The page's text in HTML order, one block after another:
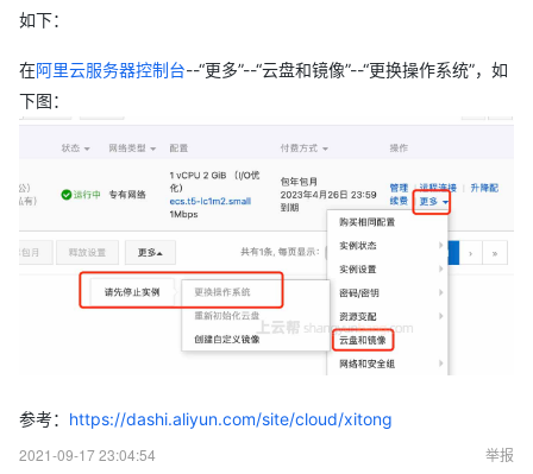
如下：
在阿里云服务器控制台--“更多”--“云盘和镜像”--“更换操作系统”，如
下图：
参考： https://dashi.aliyun.com/site/cloud/xitong
2021-09-17 23:04:54
举报